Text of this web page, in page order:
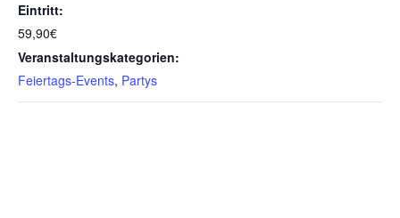
Eintritt:
59,90€
Veranstaltungskategorien:
Feiertags-Events, Partys